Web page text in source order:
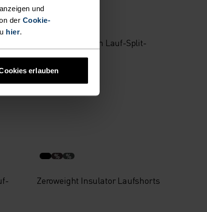
und
der Cookie-
hier.
erlauben
%
Zeroweight 3 Inch Lauf-Split-
Shorts
49,95 €
% %
Zeroweight Insulator Laufshorts